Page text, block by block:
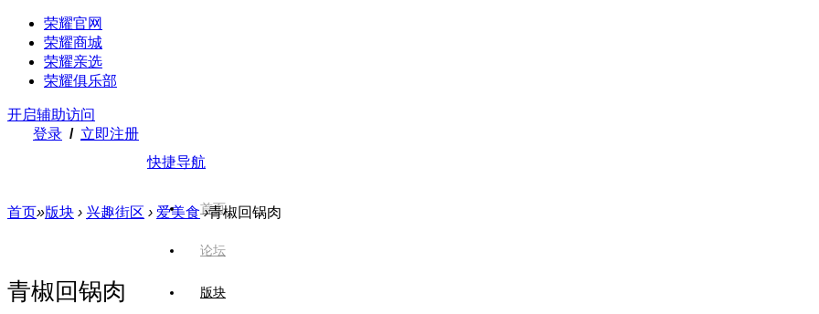
荣耀官网
荣耀商城
荣耀亲选
荣耀俱乐部
开启辅助访问
登录 / 立即注册
快捷导航
首页
论坛
版块
首页»版块 › 兴趣街区 › 爱美食 ›青椒回锅肉
青椒回锅肉